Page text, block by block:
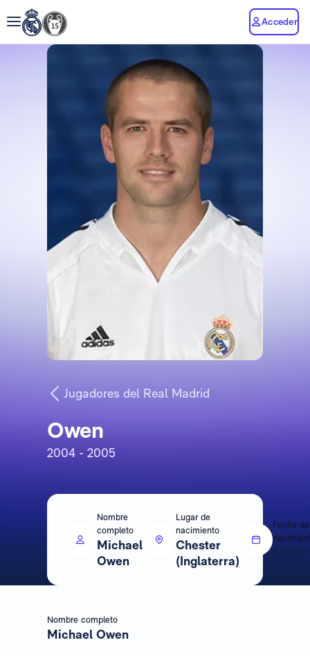
Acceder
Jugadores del Real Madrid
Owen
2004 - 2005
Nombre
completo
Michael
Owen
Lugar de
nacimiento
Chester
(Inglaterra)
Fecha de
13/
Nombre completo
Michael Owen